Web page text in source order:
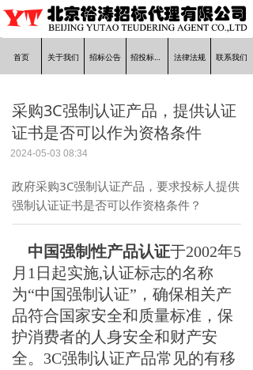
首页 关于我们 招标公告 招投标知识 法律法规 联系我们
采购3C强制认证产品，提供认证
证书是否可以作为资格条件
2024-05-03 08:34
政府采购3C强制认证产品，要求投标人提供
强制认证证书是否可以作资格条件？
中国强制性产品认证于2002年5
月1日起实施,认证标志的名称
为“中国强制认证”，确保相关产
品符合国家安全和质量标准，保
护消费者的人身安全和财产安
全。3C强制认证产品常见的有移